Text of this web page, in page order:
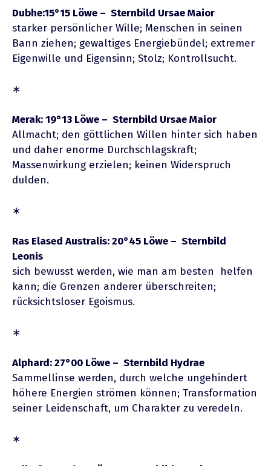
Dubhe:15°15 Löwe – Sternbild Ursae Maior
starker persönlicher Wille; Menschen in seinen
Bann ziehen; gewaltiges Energiebündel; extremer
Eigenwille und Eigensinn; Stolz; Kontrollsucht.
∗
Merak: 19°13 Löwe – Sternbild Ursae Maior
Allmacht; den göttlichen Willen hinter sich haben
und daher enorme Durchschlagskraft;
Massenwirkung erzielen; keinen Widerspruch
dulden.
∗
Ras Elased Australis: 20°45 Löwe – Sternbild
Leonis
sich bewusst werden, wie man am besten helfen
kann; die Grenzen anderer überschreiten;
rücksichtsloser Egoismus.
∗
Alphard: 27°00 Löwe – Sternbild Hydrae
Sammellinse werden, durch welche ungehindert
höhere Energien strömen können; Transformation
seiner Leidenschaft, um Charakter zu veredeln.
∗